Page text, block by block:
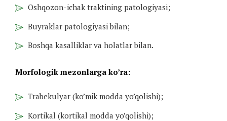
Oshqozon-ichak traktining patologiyasi;
Buyraklar patologiyasi bilan;
Boshqa kasalliklar va holatlar bilan.
Morfologik mezonlarga ko’ra:
Trabekulyar (ko’mik modda yo’qolishi);
Kortikal (kortikal modda yo’qolishi);